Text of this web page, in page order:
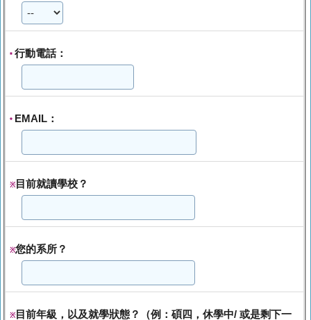
* 行動電話：
* EMAIL：
※目前就讀學校？
※您的系所？
※目前年級，以及就學狀態？（例：碩四，休學中/ 或是剩下一